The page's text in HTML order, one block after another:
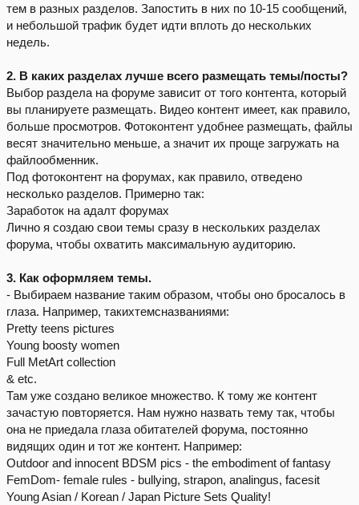
тем в разных разделов. Запостить в них по 10-15 сообщений,
и небольшой трафик будет идти вплоть до нескольких
недель.
2. В каких разделах лучше всего размещать темы/посты?
Выбор раздела на форуме зависит от того контента, который
вы планируете размещать. Видео контент имеет, как правило,
больше просмотров. Фотоконтент удобнее размещать, файлы
весят значительно меньше, а значит их проще загружать на
файлообменник.
Под фотоконтент на форумах, как правило, отведено
несколько разделов. Примерно так:
Заработок на адалт форумах
Лично я создаю свои темы сразу в нескольких разделах
форума, чтобы охватить максимальную аудиторию.
3. Как оформляем темы.
- Выбираем название таким образом, чтобы оно бросалось в
глаза. Например, такихтемсназваниями:
Pretty teens pictures
Young boosty women
Full MetArt collection
& etc.
Там уже создано великое множество. К тому же контент
зачастую повторяется. Нам нужно назвать тему так, чтобы
она не приедала глаза обитателей форума, постоянно
видящих один и тот же контент. Например:
Outdoor and innocent BDSM pics - the embodiment of fantasy
FemDom- female rules - bullying, strapon, analingus, facesit
Young Asian / Korean / Japan Picture Sets Quality!